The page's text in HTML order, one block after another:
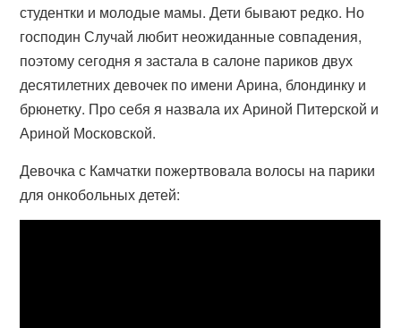
студентки и молодые мамы. Дети бывают редко. Но
господин Случай любит неожиданные совпадения,
поэтому сегодня я застала в салоне париков двух
десятилетних девочек по имени Арина, блондинку и
брюнетку. Про себя я назвала их Ариной Питерской и
Ариной Московской.
Девочка с Камчатки пожертвовала волосы на парики
для онкобольных детей: